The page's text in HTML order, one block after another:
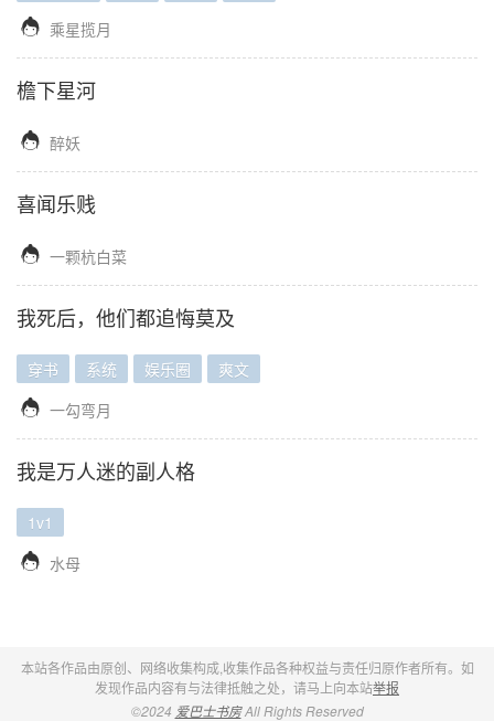
 乘星揽月
檐下星河
 醉妖
喜闻乐贱
 一颗杭白菜
我死后，他们都追悔莫及
穿书 系统 娱乐圈 爽文
 一勾弯月
我是万人迷的副人格
1v1
 水母
本站各作品由原创、网络收集构成,收集作品各种权益与责任归原作者所有。如
发现作品内容有与法律抵触之处，请马上向本站举报
©2024 爱巴士书房All Rights Reserved